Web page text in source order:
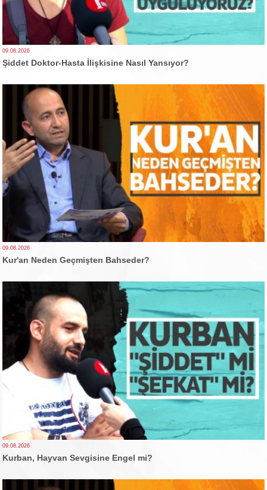
09.08.2026
Şiddet Doktor-Hasta İlişkisine Nasıl Yansıyor?
09.08.2026
Kur'an Neden Geçmişten Bahseder?
09.08.2026
Kurban, Hayvan Sevgisine Engel mi?